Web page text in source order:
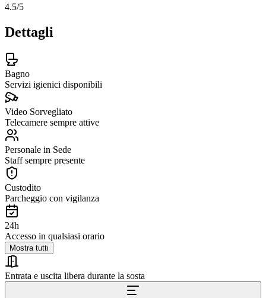
4.5/5
Dettagli
Bagno
Servizi igienici disponibili
Video Sorvegliato
Telecamere sempre attive
Personale in Sede
Staff sempre presente
Custodito
Parcheggio con vigilanza
24h
Accesso in qualsiasi orario
Mostra tutti
Entrata e uscita libera durante la sosta